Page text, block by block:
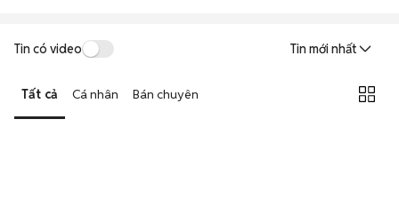
Tin có video Tin mới nhất
Tất cả Cá nhân Bán chuyên